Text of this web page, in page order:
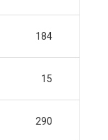
184
15
290